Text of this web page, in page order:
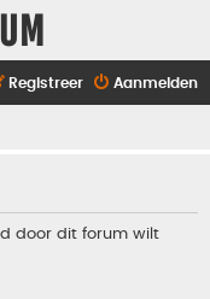
Aanmelden
Registreer
door dit forum wilt